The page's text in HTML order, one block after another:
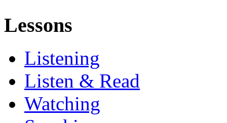
Lessons
Listening
Listen & Read
Watching